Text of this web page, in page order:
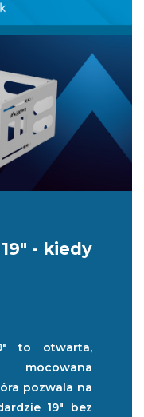
- kiedy
to otwarta,
pozwala na
19" bez